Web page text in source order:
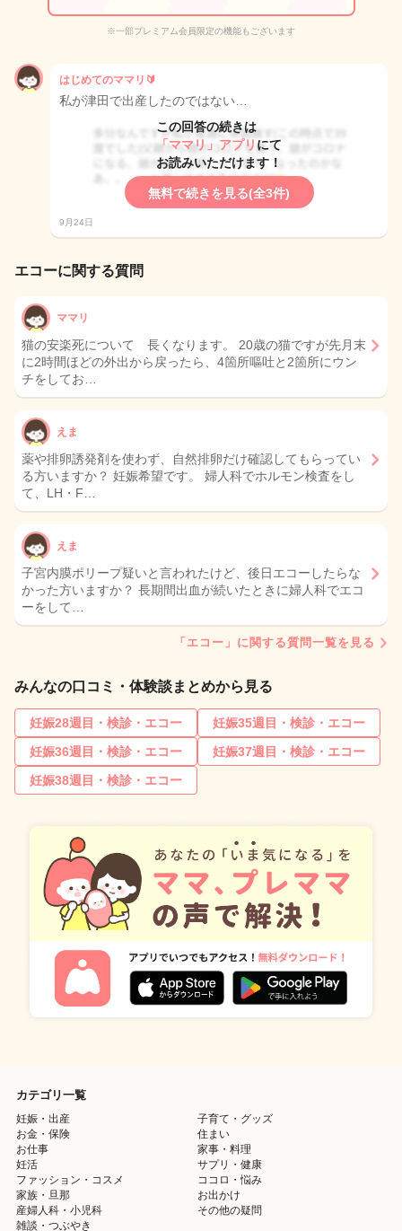
※一部プレミアム会員限定の機能もございます
はじめてのママリ🔰
私が津田で出産したのではない…
この回答の続きは
「ママリ」アプリ にて
お読みいただけます！
無料で続きを見る(全3件)
9月24日
エコーに関する質問
ママリ
猫の安楽死について 長くなります。 20歳の猫ですが先月末
に2時間ほどの外出から戻ったら、4箇所嘔吐と2箇所にウン
チをしてお…
えま
薬や排卵誘発剤を使わず、自然排卵だけ確認してもらってい
る方いますか？ 妊娠希望です。 婦人科でホルモン検査をし
て、LH・F…
えま
子宮内膜ポリープ疑いと言われたけど、後日エコーしたらな
かった方いますか？ 長期間出血が続いたときに婦人科でエコ
ーをして…
「エコー」に関する質問一覧を見る
みんなの口コミ・体験談まとめから見る
妊娠28週目・検診・エコー
妊娠35週目・検診・エコー
妊娠36週目・検診・エコー
妊娠37週目・検診・エコー
妊娠38週目・検診・エコー
カテゴリ一覧
妊娠・出産
子育て・グッズ
お金・保険
住まい
お仕事
家事・料理
妊活
サプリ・健康
ファッション・コスメ
ココロ・悩み
家族・旦那
お出かけ
産婦人科・小児科
その他の疑問
雑談・つぶやき